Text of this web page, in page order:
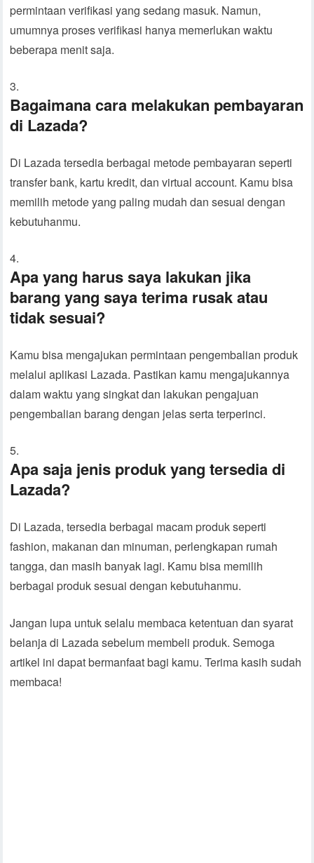
permintaan verifikasi yang sedang masuk. Namun,
umumnya proses verifikasi hanya memerlukan waktu
beberapa menit saja.
Bagaimana cara melakukan pembayaran
di Lazada?
Di Lazada tersedia berbagai metode pembayaran seperti
transfer bank, kartu kredit, dan virtual account. Kamu bisa
memilih metode yang paling mudah dan sesuai dengan
kebutuhanmu.
Apa yang harus saya lakukan jika
barang yang saya terima rusak atau
tidak sesuai?
Kamu bisa mengajukan permintaan pengembalian produk
melalui aplikasi Lazada. Pastikan kamu mengajukannya
dalam waktu yang singkat dan lakukan pengajuan
pengembalian barang dengan jelas serta terperinci.
Apa saja jenis produk yang tersedia di
Lazada?
Di Lazada, tersedia berbagai macam produk seperti
fashion, makanan dan minuman, perlengkapan rumah
tangga, dan masih banyak lagi. Kamu bisa memilih
berbagai produk sesuai dengan kebutuhanmu.
Jangan lupa untuk selalu membaca ketentuan dan syarat
belanja di Lazada sebelum membeli produk. Semoga
artikel ini dapat bermanfaat bagi kamu. Terima kasih sudah
membaca!